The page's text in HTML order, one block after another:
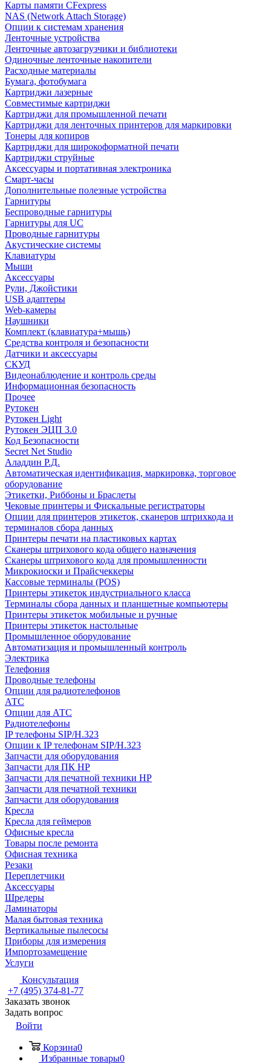
Карты памяти CFexpress
NAS (Network Attach Storage)
Опции к системам хранения
Ленточные устройства
Ленточные автозагрузчики и библиотеки
Одиночные ленточные накопители
Расходные материалы
Бумага, фотобумага
Картриджи лазерные
Совместимые картриджи
Картриджи для промышленной печати
Картриджи для ленточных принтеров для маркировки
Тонеры для копиров
Картриджи для широкоформатной печати
Картриджи струйные
Аксессуары и портативная электроника
Смарт-часы
Дополнительные полезные устройства
Гарнитуры
Беспроводные гарнитуры
Гарнитуры для UC
Проводные гарнитуры
Акустические системы
Клавиатуры
Мыши
Аксессуары
Рули, Джойстики
USB адаптеры
Web-камеры
Наушники
Комплект (клавиатура+мышь)
Средства контроля и безопасности
Датчики и аксессуары
СКУД
Видеонаблюдение и контроль среды
Информационная безопасность
Прочее
Рутокен
Рутокен Light
Рутокен ЭЦП 3.0
Код Безопасности
Secret Net Studio
Аладдин Р.Д.
Автоматическая идентификация, маркировка, торговое
оборудование
Этикетки, Риббоны и Браслеты
Чековые принтеры и Фискальные регистраторы
Опции для принтеров этикеток, сканеров штрихкода и
терминалов сбора данных
Принтеры печати на пластиковых картах
Сканеры штрихового кода общего назначения
Сканеры штрихового кода для промышленности
Микрокиоски и Прайсчеккеры
Кассовые терминалы (POS)
Принтеры этикеток индустриального класса
Терминалы сбора данных и планшетные компьютеры
Принтеры этикеток мобильные и ручные
Принтеры этикеток настольные
Промышленное оборудование
Автоматизация и промышленный контроль
Электрика
Телефония
Проводные телефоны
Опции для радиотелефонов
АТС
Опции для АТС
Радиотелефоны
IP телефоны SIP/H.323
Опции к IP телефонам SIP/H.323
Запчасти для оборудования
Запчасти для ПК HP
Запчасти для печатной техники HP
Запчасти для печатной техники
Запчасти для оборудования
Кресла
Кресла для геймеров
Офисные кресла
Товары после ремонта
Офисная техника
Резаки
Переплетчики
Аксессуары
Шредеры
Ламинаторы
Малая бытовая техника
Вертикальные пылесосы
Приборы для измерения
Импортозамещение
Услуги
Консультация
+7 (495) 374-81-77
Заказать звонок
Задать вопрос
Войти
Корзина0
Избранные товары0